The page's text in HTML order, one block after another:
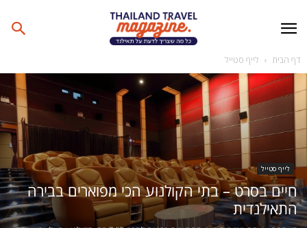
דף הבית לייף סטייל
לייף סטייל
חיים בסרט – בתי הקולנוע הכי מפוארים בבירה
התאילנדית